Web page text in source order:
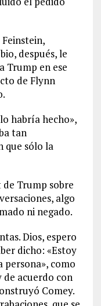
después, le
Trump en ese
de Flynn
habría hecho»,
tan
que sólo la
Trump sobre
algo
ni negado.
Dios, espero
dicho: «Estoy
persona», como
de acuerdo con
Comey.